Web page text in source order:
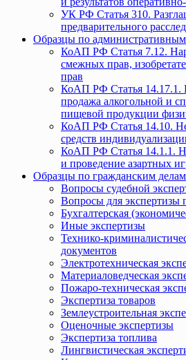
УК РФ Статья 310.
предварительного
Образцы по
КоАП РФ Статья 7.12.
смежных прав,
прав
КоАП РФ Статья 14.17.1.
продажа алкогольной и
пищевой продукции
КоАП РФ Статья 14.10.
средств
КоАП РФ Статья 14.1.1.
и проведение азартных
Образцы по гражданским делам
Вопросы судебной
Вопросы для экспертизы
Бухгалтерская
Иные экспертизы
Технико-
документов
Электротехническая
Материаловедческая
Пожаро-техническая
Экспертиза товаров
Землеустроительная
Оценочные экспертизы
Экспертиза топлива
Лингвистическая